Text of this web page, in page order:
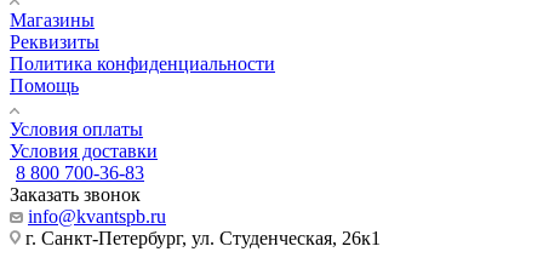
Магазины
Реквизиты
Политика конфиденциальности
Помощь
Условия оплаты
Условия доставки
8 800 700-36-83
Заказать звонок
info@kvantspb.ru
г. Санкт-Петербург, ул. Студенческая, 26к1